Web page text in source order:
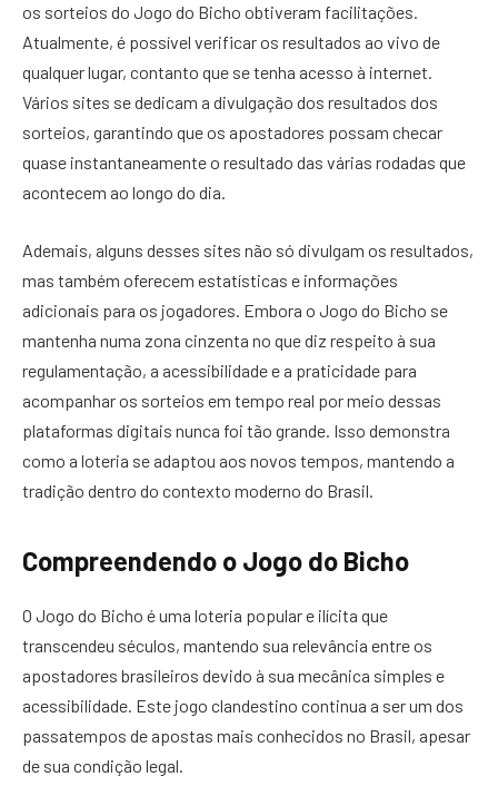
os sorteios do Jogo do Bicho obtiveram facilitações.
Atualmente, é possível verificar os resultados ao vivo de
qualquer lugar, contanto que se tenha acesso à internet.
Vários sites se dedicam a divulgação dos resultados dos
sorteios, garantindo que os apostadores possam checar
quase instantaneamente o resultado das várias rodadas que
acontecem ao longo do dia.
Ademais, alguns desses sites não só divulgam os resultados,
mas também oferecem estatísticas e informações
adicionais para os jogadores. Embora o Jogo do Bicho se
mantenha numa zona cinzenta no que diz respeito à sua
regulamentação, a acessibilidade e a praticidade para
acompanhar os sorteios em tempo real por meio dessas
plataformas digitais nunca foi tão grande. Isso demonstra
como a loteria se adaptou aos novos tempos, mantendo a
tradição dentro do contexto moderno do Brasil.
Compreendendo o Jogo do Bicho
O Jogo do Bicho é uma loteria popular e ilícita que
transcendeu séculos, mantendo sua relevância entre os
apostadores brasileiros devido à sua mecânica simples e
acessibilidade. Este jogo clandestino continua a ser um dos
passatempos de apostas mais conhecidos no Brasil, apesar
de sua condição legal.